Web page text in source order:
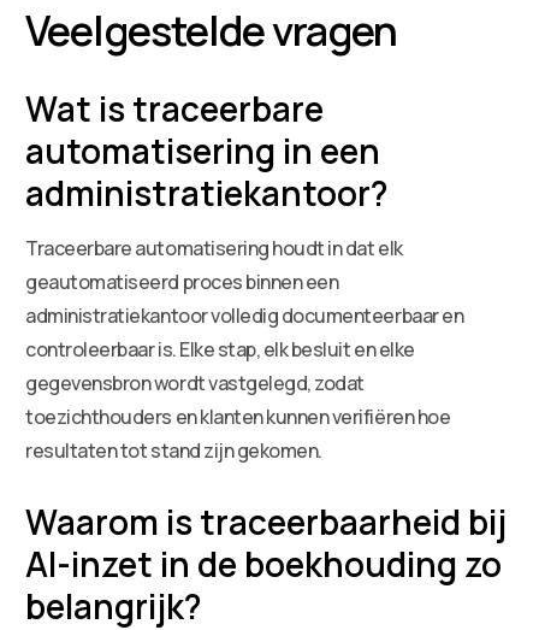
Veelgestelde vragen
Wat is traceerbare
automatisering in een
administratiekantoor?
Traceerbare automatisering houdt in dat elk
geautomatiseerd proces binnen een
administratiekantoor volledig documenteerbaar en
controleerbaar is. Elke stap, elk besluit en elke
gegevensbron wordt vastgelegd, zodat
toezichthouders en klanten kunnen verifiëren hoe
resultaten tot stand zijn gekomen.
Waarom is traceerbaarheid bij
AI-inzet in de boekhouding zo
belangrijk?